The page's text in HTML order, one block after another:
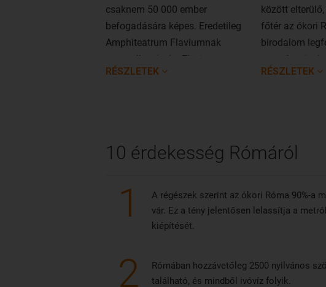
csaknem 50 000 ember
befogadására képes. Eredetileg
Amphiteatrum Flaviumnak
nevezték, mivel a Flavius-
dinasztia leszármazottja,
RÉSZLETEK
között
főtér az ókori
birodalom
zajlottak a
RÉSZLETEK
10 érdekesség Rómáról
1
A régészek szerint az ókori Róma 90%-a
vár. Ez a tény jelentősen lelassítja a
kiépítését.
2
Rómában hozzávetőleg 2500 nyilvános
található, és mindből ivóvíz folyik.